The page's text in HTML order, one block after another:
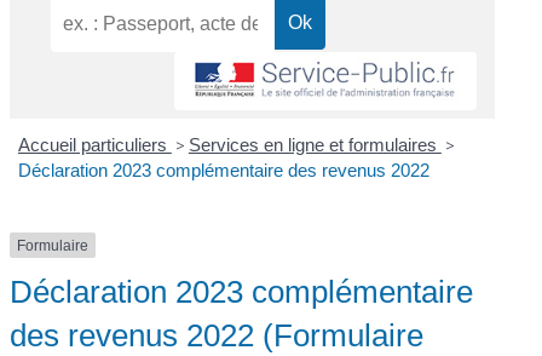
Accueil particuliers > Services en ligne et formulaires >
Déclaration 2023 complémentaire des revenus 2022
Formulaire
Déclaration 2023 complémentaire
des revenus 2022 (Formulaire